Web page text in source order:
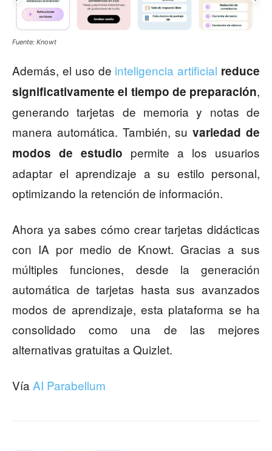
Fuente: Knowt
Además, el uso de inteligencia artificial reduce
significativamente el tiempo de preparación,
generando tarjetas de memoria y notas de
manera automática. También, suvariedad de
modos de estudio permite a los usuarios
adaptar el aprendizaje a su estilo personal,
optimizando la retención de información.
Ahora ya sabes cómo crear tarjetas didácticas
con IA por medio de Knowt. Gracias a sus
múltiples funciones, desde la generación
automática de tarjetas hasta sus avanzados
modos de aprendizaje, esta plataforma se ha
consolidado como una de las mejores
alternativas gratuitas a Quizlet.
Vía AI Parabellum